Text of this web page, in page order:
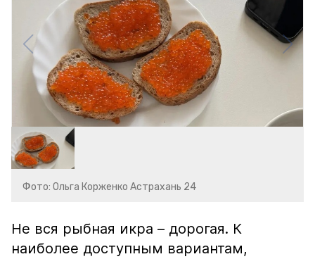
Фото: Ольга Корженко Астрахань 24
Не вся рыбная икра – дорогая. К
наиболее доступным вариантам,